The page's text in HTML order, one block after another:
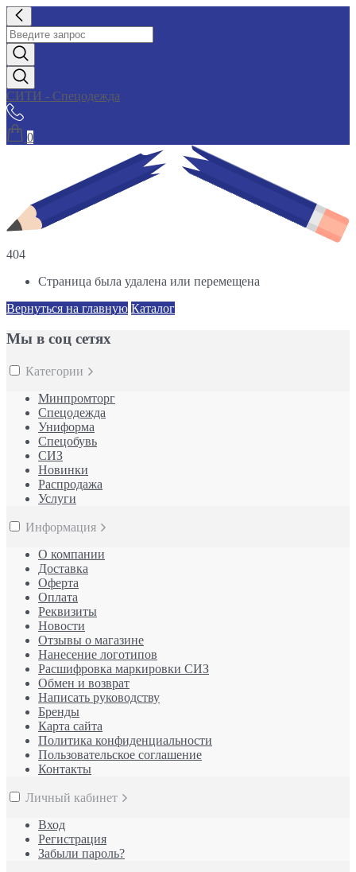
СИТИ - Спецодежда
0
404
Страница была удалена или перемещена
Вернуться на главную Каталог
Мы в соц сетях
Категории
Минпромторг
Спецодежда
Униформа
Спецобувь
СИЗ
Новинки
Распродажа
Услуги
Информация
О компании
Доставка
Оферта
Оплата
Реквизиты
Новости
Отзывы о магазине
Нанесение логотипов
Расшифровка маркировки СИЗ
Обмен и возврат
Написать руководству
Бренды
Карта сайта
Политика конфиденциальности
Пользовательское соглашение
Контакты
Личный кабинет
Вход
Регистрация
Забыли пароль?